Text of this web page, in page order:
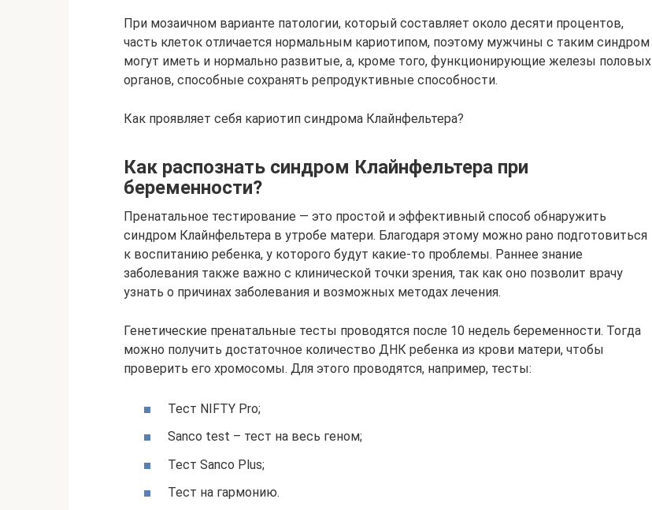
При мозаичном варианте патологии, который составляет около десяти процентов,
часть клеток отличается нормальным кариотипом, поэтому мужчины с таким синдром
могут иметь и нормально развитые, а, кроме того, функционирующие железы половых
органов, способные сохранять репродуктивные способности.
Как проявляет себя кариотип синдрома Клайнфельтера?
Как распознать синдром Клайнфельтера при
беременности?
Пренатальное тестирование — это простой и эффективный способ обнаружить
синдром Клайнфельтера в утробе матери. Благодаря этому можно рано подготовиться
к воспитанию ребенка, у которого будут какие-то проблемы. Раннее знание
заболевания также важно с клинической точки зрения, так как оно позволит врачу
узнать о причинах заболевания и возможных методах лечения.
Генетические пренатальные тесты проводятся после 10 недель беременности. Тогда
можно получить достаточное количество ДНК ребенка из крови матери, чтобы
проверить его хромосомы. Для этого проводятся, например, тесты:
Тест NIFTY Pro;
Sanco test – тест на весь геном;
Тест Sanco Plus;
Тест на гармонию.